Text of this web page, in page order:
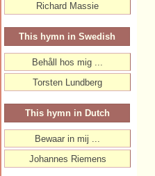
Richard Massie
This hymn in Swedish
Behåll hos mig ...
Torsten Lundberg
This hymn in Dutch
Bewaar in mij ...
Johannes Riemens